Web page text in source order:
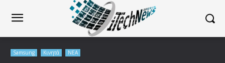
Samsung Κινητά ΝΕΑ